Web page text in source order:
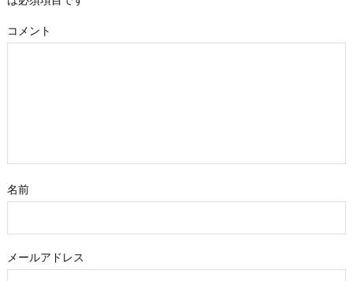
コメント
名前
メールアドレス